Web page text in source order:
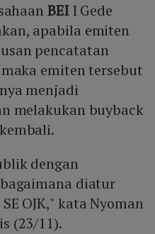
BEII Gede
apabila emiten
pencatatan
emiten tersebut
menjadi
melakukan buyback
dengan
diatur
OJK," kata Nyoman
(23/11).